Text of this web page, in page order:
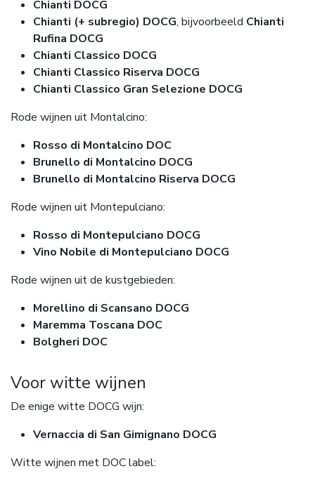
Chianti DOCG
Chianti (+ subregio) DOCG, bijvoorbeeld Chianti
Rufina DOCG
Chianti Classico DOCG
Chianti Classico Riserva DOCG
Chianti Classico Gran Selezione DOCG
Rode wijnen uit Montalcino:
Rosso di Montalcino DOC
Brunello di Montalcino DOCG
Brunello di Montalcino Riserva DOCG
Rode wijnen uit Montepulciano:
Rosso di Montepulciano DOCG
Vino Nobile di Montepulciano DOCG
Rode wijnen uit de kustgebieden:
Morellino di Scansano DOCG
Maremma Toscana DOC
Bolgheri DOC
Voor witte wijnen
De enige witte DOCG wijn:
Vernaccia di San Gimignano DOCG
Witte wijnen met DOC label: